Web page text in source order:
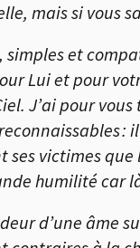
mais si vous
simples et
Lui et pour
J’ai pour
victimes que
humilité car
d’une âme